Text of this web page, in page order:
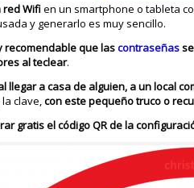
red Wifien un smartphone o tableta
y generarlo es muy sencillo.
recomendable que lascontraseñas
al teclear.
llegar a casa de alguien, a un local
la clave,con este pequeño truco o
gratis el código QR de la